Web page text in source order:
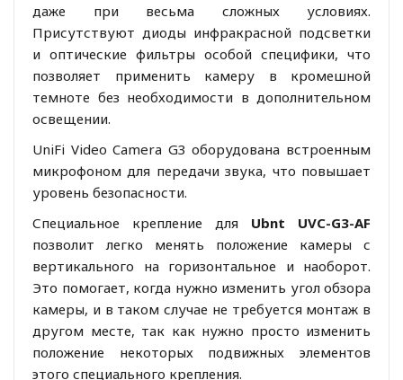
даже при весьма сложных условиях.
Присутствуют диоды инфракрасной подсветки
и оптические фильтры особой специфики, что
позволяет применить камеру в кромешной
темноте без необходимости в дополнительном
освещении.
UniFi Video Camera G3 оборудована встроенным
микрофоном для передачи звука, что повышает
уровень безопасности.
Специальное крепление для Ubnt UVC-G3-AF
позволит легко менять положение камеры с
вертикального на горизонтальное и наоборот.
Это помогает, когда нужно изменить угол обзора
камеры, и в таком случае не требуется монтаж в
другом месте, так как нужно просто изменить
положение некоторых подвижных элементов
этого специального крепления.